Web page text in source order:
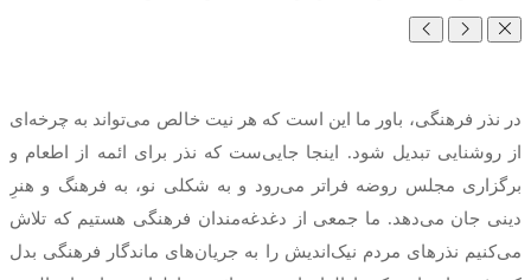
در نذر فرهنگی، باور ما این است که هر نیت خالص می‌تواند به چرخه‌ای
از روشنایی تبدیل شود. اینجا جایی‌ست که نذر برای ائمه از اطعام و
برگزاری مجلس روضه فراتر می‌رود و به شکلی نو، به فرهنگ و هنرِ
دینی جان می‌دهد. ما جمعی از دغدغه‌مندان فرهنگی هستیم که تلاش
می‌کنیم نذرهای مردم نیک‌اندیش را به جریان‌های ماندگار فرهنگی بدل